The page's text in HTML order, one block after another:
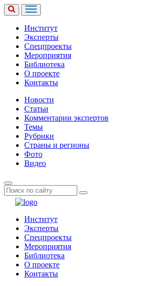
Институт
Эксперты
Спецпроекты
Мероприятия
Библиотека
О проекте
Контакты
Новости
Статьи
Комментарии экспертов
Темы
Рубрики
Страны и регионы
Фото
Видео
Институт
Эксперты
Спецпроекты
Мероприятия
Библиотека
О проекте
Контакты